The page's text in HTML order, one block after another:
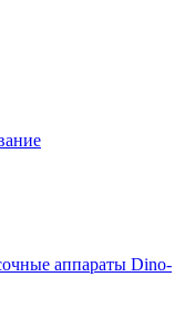
аппараты Dino-